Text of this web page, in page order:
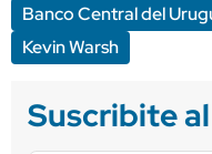
Banco Central del
Kevin Warsh
Suscribite